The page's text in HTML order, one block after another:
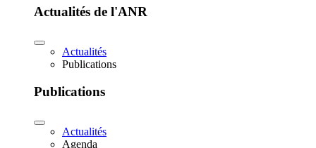
Actualités de l'ANR
Actualités
Publications
Publications
Actualités
Agenda